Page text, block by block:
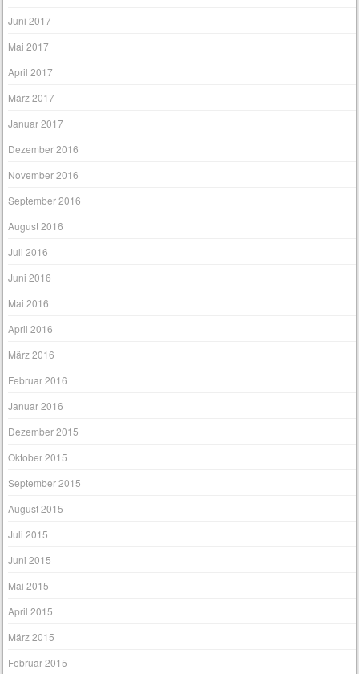
September 2017
August 2017
Juli 2017
Juni 2017
Mai 2017
April 2017
März 2017
Januar 2017
Dezember 2016
November 2016
September 2016
August 2016
Juli 2016
Juni 2016
Mai 2016
April 2016
März 2016
Februar 2016
Januar 2016
Dezember 2015
Oktober 2015
September 2015
August 2015
Juli 2015
Juni 2015
Mai 2015